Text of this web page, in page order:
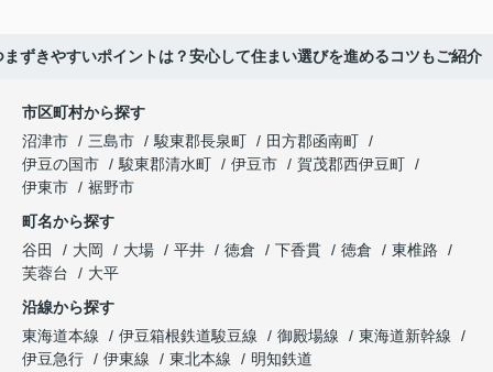
ずきやすいポイントは？安心して住まい選びを進めるコツもご紹介
市区町村から探す
沼津市
三島市 駿東郡長泉町
田方郡函南町
伊豆の国市
駿東郡清水町 伊豆市
賀茂郡西伊豆町
伊東市
裾野市
町名から探す
谷田
大岡 大場 平井 徳倉 下香貫 徳倉
東椎路
芙蓉台
大平
沿線から探す
東海道本線
伊豆箱根鉄道駿豆線 御殿場線
東海道新幹線
伊豆急行
伊東線 東北本線
明知鉄道